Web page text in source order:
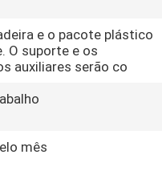
e o pacote plástico
O suporte e os
auxiliares serão co
mês